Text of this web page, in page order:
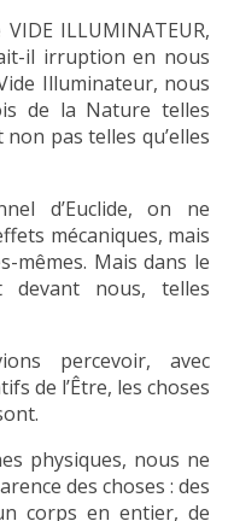
ILLUMINATEUR,
il irruption en nous
Illuminateur, nous
de la Nature telles
pas telles qu’elles
d’Euclide, on ne
mécaniques, mais
mêmes. Mais dans le
devant nous, telles
percevoir, avec
de l’Être, les choses
physiques, nous ne
des choses : des
corps en entier, de